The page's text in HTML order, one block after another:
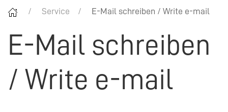
Service E-Mail schreiben / Write e-mail
E-Mail schreiben
/ Write e-mail